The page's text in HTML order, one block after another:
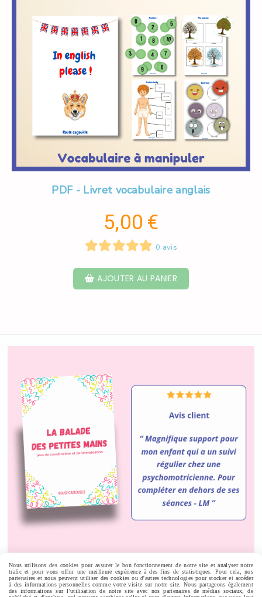
PDF - Livret vocabulaire anglais
5,00 €
0 avis
AJOUTER AU PANIER
Facebook est désactivé. Autoriser
Nous utilisons des cookies pour assurer le bon fonctionnement de notre site et analyser notre
trafic et pour vous offrir une meilleure expérience à des fins de statistiques. Pour cela, nos
partenaires et nous peuvent utiliser des cookies ou d'autres technologies pour stocker et accéder
à des informations personnelles comme votre visite sur notre site. Nous partageons également
des informations sur l'utilisation de notre site avec nos partenaires de médias sociaux, de